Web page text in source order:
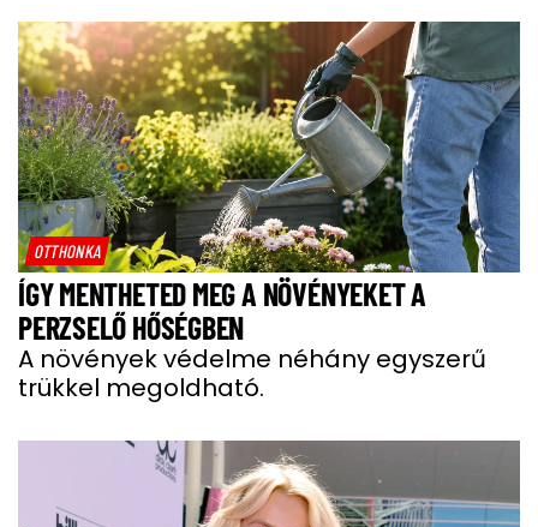
OTTHONKA
ÍGY MENTHETED MEG A NÖVÉNYEKET A
PERZSELŐ HŐSÉGBEN
A növények védelme néhány egyszerű
trükkel megoldható.